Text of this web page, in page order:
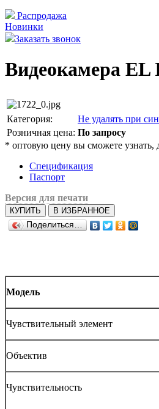
Распродажа
Новинки
Заказать звонок
Видеокамера EL
Категория:
Не удалять при
Розничная цена: По запросу
* оптовую цену вы сможете узнать,
Спецификация
Паспорт
Версия для печати
КУПИТЬ
В ИЗБРАННОЕ
Поделиться…
Модель
Чувствительный элемент
Объектив
Чувствительность